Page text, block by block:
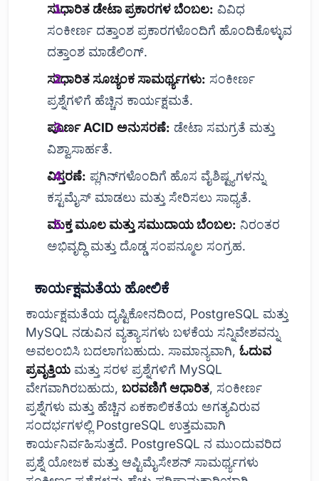
ಸುಧಾರಿತ ಡೇಟಾ ಪ್ರಕಾರಗಳ ಬೆಂಬಲ: ವಿವಿಧ
ಸಂಕೀರ್ಣ ದತ್ತಾಂಶ ಪ್ರಕಾರಗಳೊಂದಿಗೆ ಹೊಂದಿಕೊಳ್ಳುವ
ದತ್ತಾಂಶ ಮಾಡೆಲಿಂಗ್.
ಸುಧಾರಿತ ಸೂಚ್ಯಂಕ ಸಾಮರ್ಥ್ಯಗಳು: ಸಂಕೀರ್ಣ
ಪ್ರಶ್ನೆಗಳಿಗೆ ಹೆಚ್ಚಿನ ಕಾರ್ಯಕ್ಷಮತೆ.
ಪೂರ್ಣ ACID ಅನುಸರಣೆ: ಡೇಟಾ ಸಮಗ್ರತೆ ಮತ್ತು
ವಿಶ್ವಾಸಾರ್ಹತೆ.
ವಿಸ್ತರಣೆ: ಪ್ಲಗಿನ್‌ಗಳೊಂದಿಗೆ ಹೊಸ ವೈಶಿಷ್ಟ್ಯಗಳನ್ನು
ಕಸ್ಟಮೈಸ್ ಮಾಡಲು ಮತ್ತು ಸೇರಿಸಲು ಸಾಧ್ಯತೆ.
ಮುಕ್ತ ಮೂಲ ಮತ್ತು ಸಮುದಾಯ ಬೆಂಬಲ: ನಿರಂತರ
ಅಭಿವೃದ್ಧಿ ಮತ್ತು ದೊಡ್ಡ ಸಂಪನ್ಮೂಲ ಸಂಗ್ರಹ.
ಕಾರ್ಯಕ್ಷಮತೆಯ ಹೋಲಿಕೆ
ಕಾರ್ಯಕ್ಷಮತೆಯ ದೃಷ್ಟಿಕೋನದಿಂದ, PostgreSQL ಮತ್ತು
MySQL ನಡುವಿನ ವ್ಯತ್ಯಾಸಗಳು ಬಳಕೆಯ ಸನ್ನಿವೇಶವನ್ನು
ಅವಲಂಬಿಸಿ ಬದಲಾಗಬಹುದು. ಸಾಮಾನ್ಯವಾಗಿ, ಓದುವ
ಪ್ರವೃತ್ತಿಯ ಮತ್ತು ಸರಳ ಪ್ರಶ್ನೆಗಳಿಗೆ MySQL
ವೇಗವಾಗಿರಬಹುದು, ಬರವಣಿಗೆ ಆಧಾರಿತ, ಸಂಕೀರ್ಣ
ಪ್ರಶ್ನೆಗಳು ಮತ್ತು ಹೆಚ್ಚಿನ ಏಕಕಾಲಿಕತೆಯ ಅಗತ್ಯವಿರುವ
ಸಂದರ್ಭಗಳಲ್ಲಿ PostgreSQL ಉತ್ತಮವಾಗಿ
ಕಾರ್ಯನಿರ್ವಹಿಸುತ್ತದೆ. PostgreSQL ನ ಮುಂದುವರಿದ
ಪ್ರಶ್ನೆ ಯೋಜಕ ಮತ್ತು ಆಪ್ಟಿಮೈಸೇಶನ್ ಸಾಮರ್ಥ್ಯಗಳು